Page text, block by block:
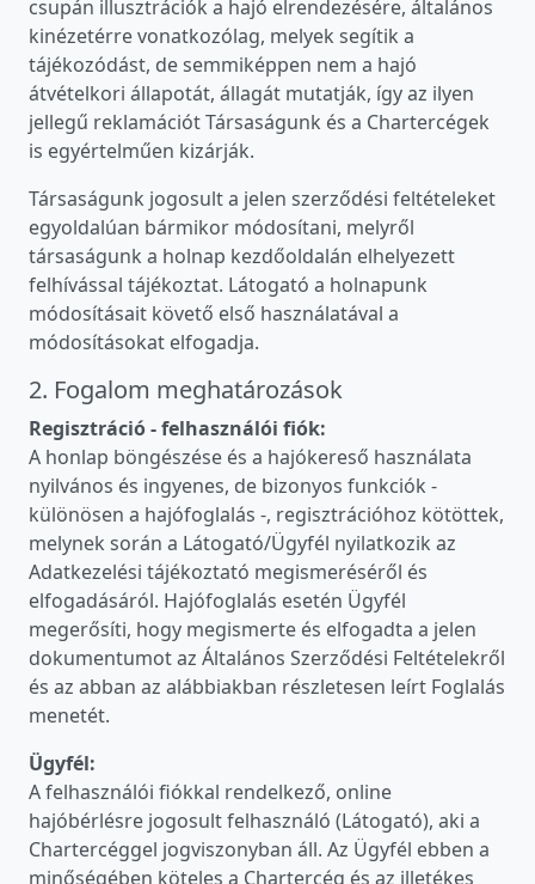
csupán illusztrációk a hajó elrendezésére, általános
kinézetérre vonatkozólag, melyek segítik a
tájékozódást, de semmiképpen nem a hajó
átvételkori állapotát, állagát mutatják, így az ilyen
jellegű reklamációt Társaságunk és a Chartercégek
is egyértelműen kizárják.
Társaságunk jogosult a jelen szerződési feltételeket
egyoldalúan bármikor módosítani, melyről
társaságunk a holnap kezdőoldalán elhelyezett
felhívással tájékoztat. Látogató a holnapunk
módosításait követő első használatával a
módosításokat elfogadja.
2. Fogalom meghatározások
Regisztráció - felhasználói fiók:
A honlap böngészése és a hajókereső használata
nyilvános és ingyenes, de bizonyos funkciók -
különösen a hajófoglalás -, regisztrációhoz kötöttek,
melynek során a Látogató/Ügyfél nyilatkozik az
Adatkezelési tájékoztató megismeréséről és
elfogadásáról. Hajófoglalás esetén Ügyfél
megerősíti, hogy megismerte és elfogadta a jelen
dokumentumot az Általános Szerződési Feltételekről
és az abban az alábbiakban részletesen leírt Foglalás
menetét.
Ügyfél:
A felhasználói fiókkal rendelkező, online
hajóbérlésre jogosult felhasználó (Látogató), aki a
Chartercéggel jogviszonyban áll. Az Ügyfél ebben a
minőségében köteles a Chartercég és az illetékes